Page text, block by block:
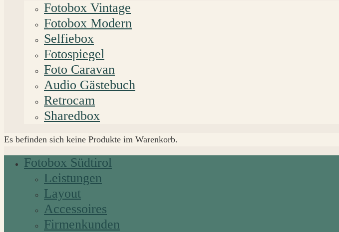
Fotobox Vintage
Fotobox Modern
Selfiebox
Fotospiegel
Foto Caravan
Audio Gästebuch
Retrocam
Sharedbox
Es befinden sich keine Produkte im Warenkorb.
Fotobox Südtirol
Leistungen
Layout
Accessoires
Firmenkunden